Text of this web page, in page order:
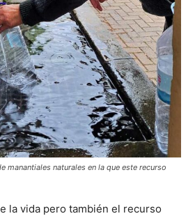
manantiales naturales en la que este recurso
la vida pero también el recurso